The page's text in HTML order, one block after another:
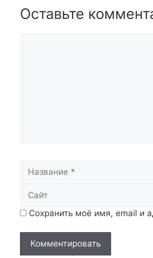
Оставьте
Сохранить моё имя, email и